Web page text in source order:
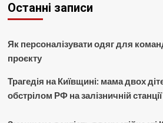
Останні записи
Як персоналізувати одяг для
проєкту
Трагедія на Київщині: мама двох
обстрілом РФ на залізничній станції